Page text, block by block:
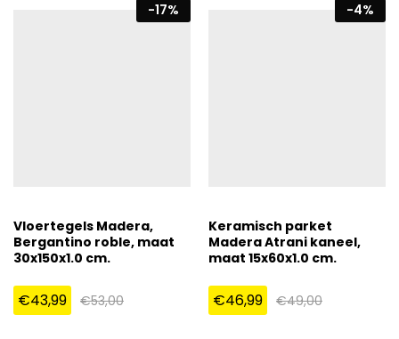
-17%
Vloertegels Madera,
Bergantino roble, maat
30x150x1.0 cm.
€43,99 €53,00
-4%
Keramisch parket
Madera Atrani kaneel,
maat 15x60x1.0 cm.
€46,99 €49,00